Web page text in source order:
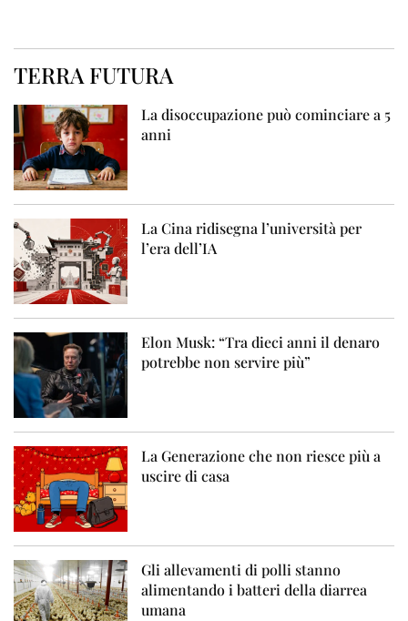
TERRA FUTURA
La disoccupazione può cominciare a 5
anni
La Cina ridisegna l’università per
l’era dell’IA
Elon Musk: “Tra dieci anni il denaro
potrebbe non servire più”
La Generazione che non riesce più a
uscire di casa
Gli allevamenti di polli stanno
alimentando i batteri della diarrea
umana